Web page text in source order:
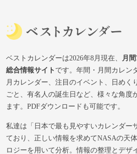
ベストカレンダーは2026年8月現在、
月
総合情報サイトです。年間・月間カレン
月カレンダー、注目のイベント、日めく
ごと、有名人の誕生日など、様々な角度
ます。PDFダウンロードも可能です。
私達は「日本で最も見やすいカレンダー
ており、正しい情報を求めてNASAの天
ロジーを用いて分析。情報の整理とデザ